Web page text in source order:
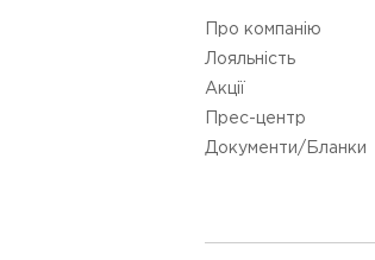
Про компанію
Лояльність
Акції
Прес-центр
Документи/Бланки